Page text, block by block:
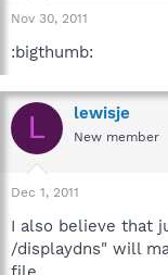
Nov 30, 2011
:bigthumb:
L lewisje
New member
Dec 1, 2011
I also believe that
/displaydns" will